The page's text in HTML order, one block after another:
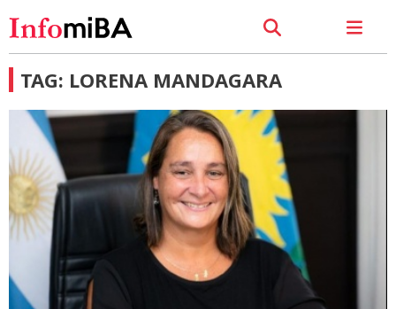
TAG: LORENA MANDAGARA